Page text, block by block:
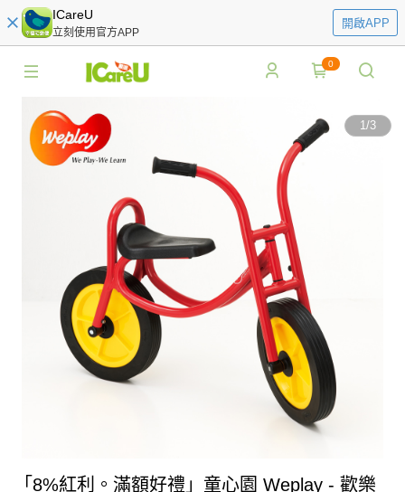
ICareU
立刻使用官方APP
開啟APP
0
1/3
「8%紅利。滿額好禮」童心園 Weplay - 歡樂